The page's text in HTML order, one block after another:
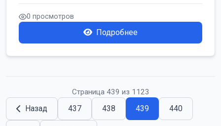
работать б...
0 просмотров
Подробнее
Страница 439 из 1123
Назад 437 438 439 440